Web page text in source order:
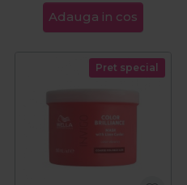
Adauga in cos
Pret special